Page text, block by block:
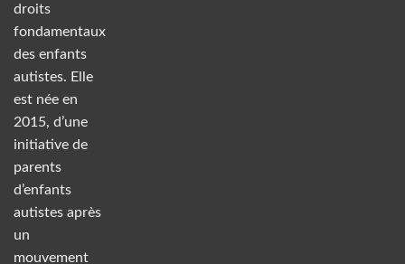
droits
fondamentaux
des enfants
autistes. Elle
est née en
2015, d’une
initiative de
parents
d’enfants
autistes après
un
mouvement